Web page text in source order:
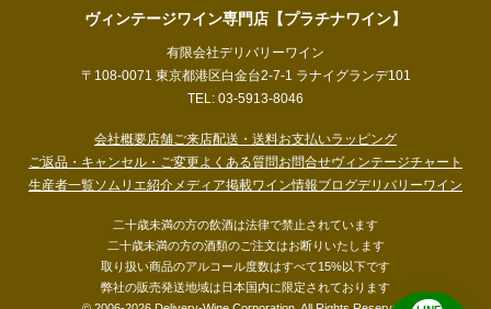
ヴィンテージワイン専門店【プラチナワイン】
有限会社デリバリーワイン
〒108-0071 東京都港区白金台2-7-1 ラナイグランデ101
TEL: 03-5913-8046
会社概要店舗ご来店配送・送料お支払いラッピング
ご返品・キャンセル・ご変更よくある質問お問合せヴィンテージチャート
生産者一覧ソムリエ紹介メディア掲載ワイン情報ブログデリバリーワイン
二十歳未満の方の飲酒は法律で禁止されています
二十歳未満の方の酒類のご注文はお断りいたします
取り扱い商品のアルコール度数はすべて15%以下です
弊社の販売発送地域は日本国内に限定されております